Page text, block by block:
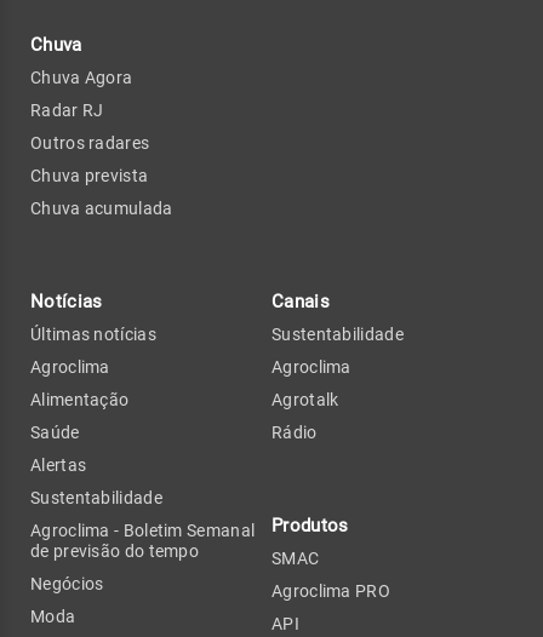
Chuva
Chuva Agora
Radar RJ
Outros radares
Chuva prevista
Chuva acumulada
Notícias
Últimas notícias
Agroclima
Alimentação
Saúde
Alertas
Sustentabilidade
Agroclima - Boletim Semanal
de previsão do tempo
Negócios
Moda
Canais
Sustentabilidade
Agroclima
Agrotalk
Rádio
Produtos
SMAC
Agroclima PRO
API